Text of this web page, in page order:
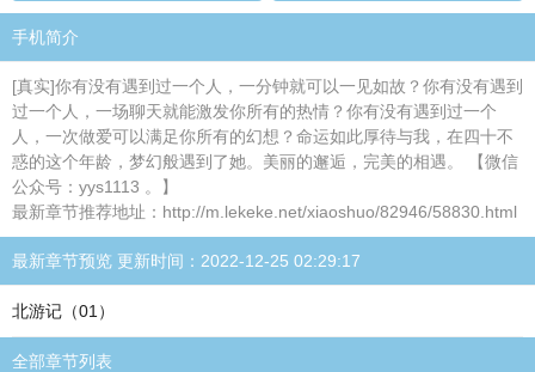
手机简介
[真实]你有没有遇到过一个人，一分钟就可以一见如故？你有没有遇到
过一个人，一场聊天就能激发你所有的热情？你有没有遇到过一个
人，一次做爱可以满足你所有的幻想？命运如此厚待与我，在四十不
惑的这个年龄，梦幻般遇到了她。美丽的邂逅，完美的相遇。 【微信
公众号：yys1113 。】
最新章节推荐地址：http://m.lekeke.net/xiaoshuo/82946/58830.html
最新章节预览 更新时间：2022-12-25 02:29:17
北游记（01）
全部章节列表